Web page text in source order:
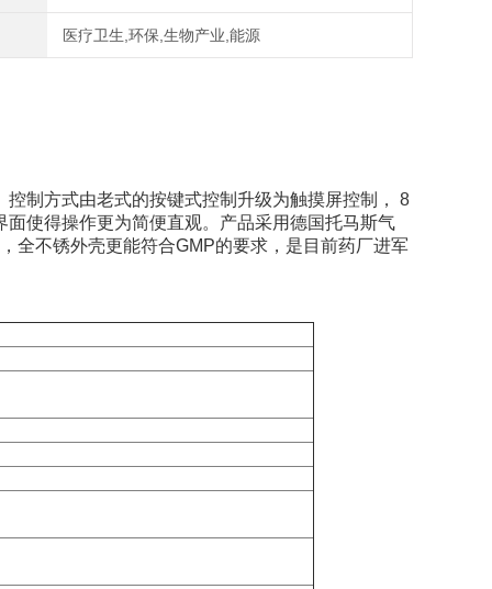
医疗卫生,环保,生物产业,能源
方式由老式的按键式控制升级为触摸屏控制， 8
使得操作更为简便直观。产品采用德国托马斯气
全不锈外壳更能符合GMP的要求，是目前药厂进军